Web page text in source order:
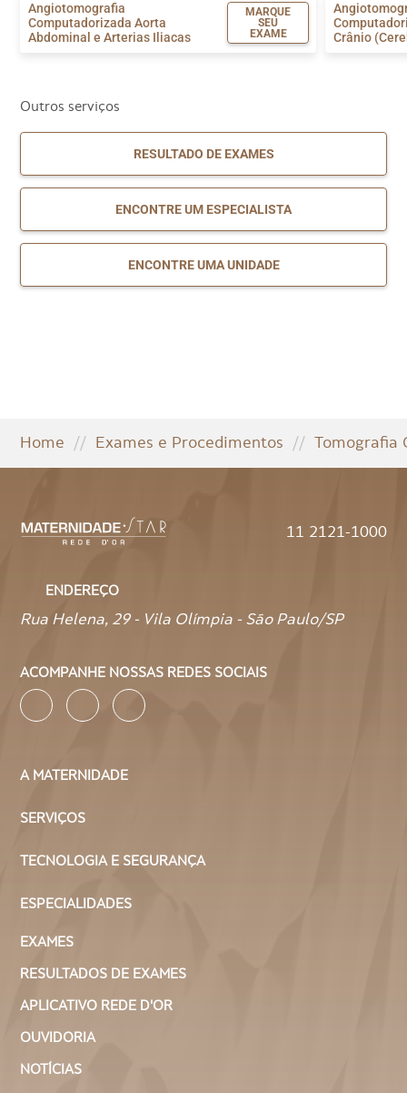
Angiotomografia
Computadorizada Aorta
Abdominal e Arterias Iliacas
MARQUE
SEU
EXAME
Crânio
Outros serviços
RESULTADO DE EXAMES
ENCONTRE UM ESPECIALISTA
ENCONTRE UMA UNIDADE
Home // Exames e Procedimentos // Tomografia
11 2121-1000
ENDEREÇO
Rua Helena, 29 - Vila Olímpia - São Paulo/SP
ACOMPANHE NOSSAS REDES SOCIAIS
A MATERNIDADE
SERVIÇOS
TECNOLOGIA E SEGURANÇA
ESPECIALIDADES
EXAMES
RESULTADOS DE EXAMES
APLICATIVO REDE D'OR
OUVIDORIA
NOTÍCIAS